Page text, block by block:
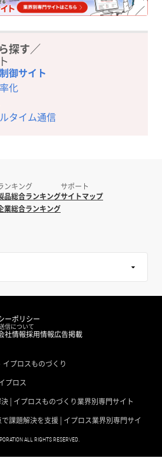
探す／
御サイト
化
タイム通信
ンキング
品総合ランキング
業総合ランキング
サポート
サイトマップ
ーポリシー
信について
社情報採用情報広告掲載
プロスものづくり
プロス
| イプロスものづくり業界別専門サイト
課題解決を支援 | イプロス業界別専門サイ
ALL RIGHTS RESERVED.